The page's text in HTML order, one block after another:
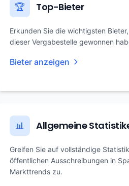
🏆 Top-Bieter
Erkunden Sie die wichtigsten
dieser Vergabestelle gewonnen
Bieter anzeigen
📊 Allgemeine
Greifen Sie auf vollständige
öffentlichen Ausschreibungen in
Markttrends zu.